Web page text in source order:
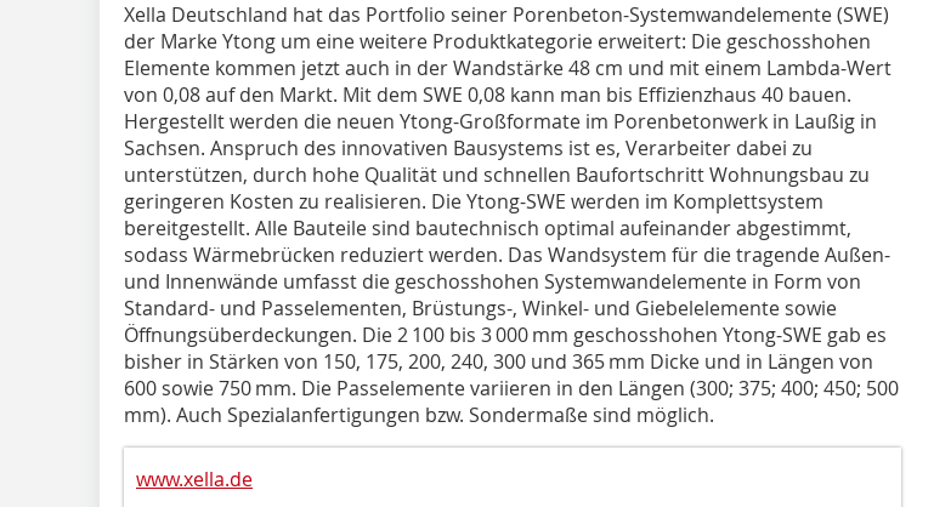
Xella Deutschland hat das Portfolio seiner Porenbeton-Systemwandelemente (SWE)
der Marke Ytong um eine weitere Produktkategorie erweitert: Die geschosshohen
Elemente kommen jetzt auch in der Wandstärke 48 cm und mit einem Lambda-Wert
von 0,08 auf den Markt. Mit dem SWE 0,08 kann man bis Effizienzhaus 40 bauen.
Hergestellt werden die neuen Ytong-Großformate im Porenbetonwerk in Laußig in
Sachsen. Anspruch des innovativen Bausystems ist es, Verarbeiter dabei zu
unterstützen, durch hohe Qualität und schnellen Baufortschritt Wohnungsbau zu
geringeren Kosten zu realisieren. Die Ytong-SWE werden im Komplettsystem
bereitgestellt. Alle Bauteile sind bautechnisch optimal aufeinander abgestimmt,
sodass Wärmebrücken reduziert werden. Das Wandsystem für die tragende Außen-
und Innenwände umfasst die geschosshohen Systemwandelemente in Form von
Standard- und Passelementen, Brüstungs-, Winkel- und Giebelelemente sowie
Öffnungsüberdeckungen. Die 2 100 bis 3 000 mm geschosshohen Ytong-SWE gab es
bisher in Stärken von 150, 175, 200, 240, 300 und 365 mm Dicke und in Längen von
600 sowie 750 mm. Die Passelemente variieren in den Längen (300; 375; 400; 450; 500
mm). Auch Spezial­anfertigungen bzw. Sondermaße sind möglich.
www.xella.de